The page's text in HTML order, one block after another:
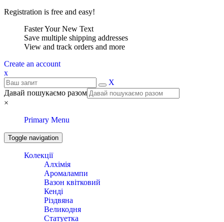
Registration is free and easy!
Faster Your New Text
Save multiple shipping addresses
View and track orders and more
Create an account
x
X
Давай пошукаємо разом
×
Primary Menu
Toggle navigation
Колекції
Алхімія
Аромалампи
Вазон квітковий
Кенді
Різдвяна
Великодня
Статуетка